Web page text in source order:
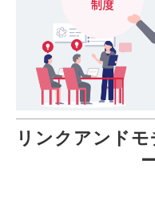
リンクアンド